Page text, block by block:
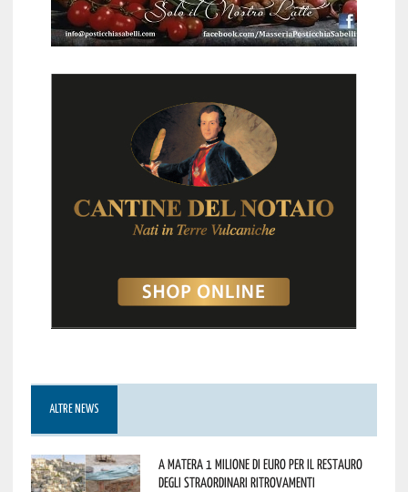
ALTRE NEWS
A Matera 1 milione di euro per il restauro
degli straordinari ritrovamenti